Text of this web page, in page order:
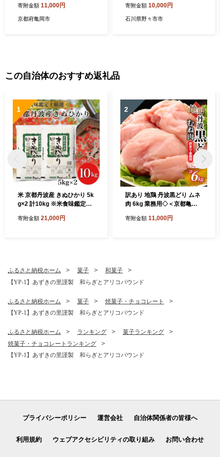
級素材使用）京都府「現代の
名工」受賞あずきの里謹製
寄附金額 11,000円
京都府亀岡市
寄附金額 10,000円
石川県野々市市
この自治体のおすすめ返礼品
1
米 京都丹波産 きぬひかり 5k
g×2 計10kg ※米食味鑑定士
【京都伏見のお米問屋が精
寄附金額 21,000円
2
訳あり 地鶏 丹波黒どり ムネ
肉 6kg 業務用◇＜京都亀岡
鶏肉 ムネ むね 不揃い》
寄附金額 11,000円
ふるさと納税ホーム 菓子
和菓子
【YP-1】あずきの里謹製 和らぎとアリコパウンド
ふるさと納税ホーム 菓子
焼菓子・チョコレート
【YP-1】あずきの里謹製 和らぎとアリコパウンド
ふるさと納税ホーム ランキング
菓子ランキング
焼菓子・チョコレートランキング
【YP-1】あずきの里謹製 和らぎとアリコパウンド
プライバシーポリシー 運営会社 自治体関係者の皆様へ
利用規約 ウェブアクセシビリティの取り組み お問い合わせ